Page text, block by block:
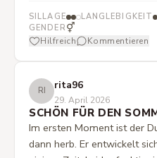
SILLAGE LANGLEBIGKEIT
GENDER ⚥
Hilfreich Kommentieren
RI rita96
29. April 2026
SCHÖN FÜR DEN
Im ersten Moment ist der
dann herb. Er entwickelt